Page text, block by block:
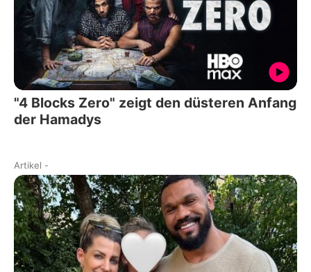
"4 Blocks Zero" zeigt den düsteren Anfang
der Hamadys
Artikel -